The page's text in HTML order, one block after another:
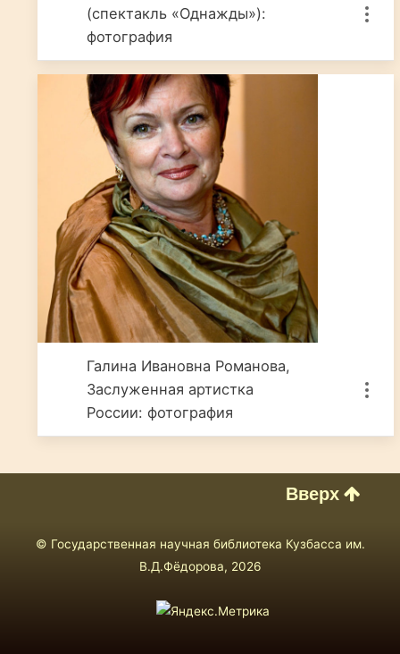
(спектакль «Однажды»):
фотография
Галина Ивановна Романова,
Заслуженная артистка
России: фотография
Вверх
© Государственная научная библиотека Кузбасса им.
В.Д.Фёдорова, 2026